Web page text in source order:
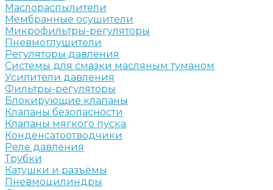
Маслораспылители
Мембранные осушители
Микрофильтры-регуляторы
Пневмоглушители
Регуляторы давления
Системы для смазки масляным туманом
Усилители давления
Фильтры-регуляторы
Блокирующие клапаны
Клапаны безопасности
Клапаны мягкого пуска
Конденсатоотводчики
Реле давления
Трубки
Катушки и разъёмы
Пневмоцилиндры